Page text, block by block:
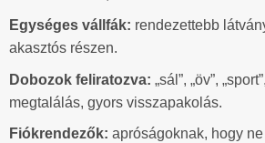
Egységes vállfák: rendezettebb
akasztós részen.
Dobozok feliratozva: „sál”, „öv”,
megtalálás, gyors visszapakolás.
Fiókrendezők: apróságoknak, hogy